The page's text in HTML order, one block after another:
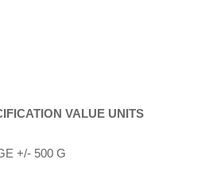
VALUE UNITS
+/- 500 G